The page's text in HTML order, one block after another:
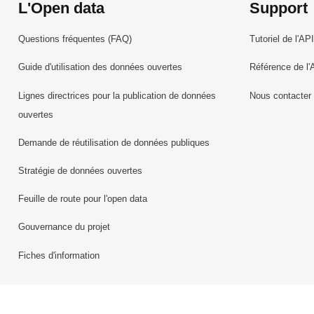
L'Open data
Questions fréquentes (FAQ)
Guide d'utilisation des données ouvertes
Lignes directrices pour la publication de données
ouvertes
Demande de réutilisation de données publiques
Stratégie de données ouvertes
Feuille de route pour l'open data
Gouvernance du projet
Fiches d'information
Support
Tutoriel de l'API
Référence de
Nous contacter